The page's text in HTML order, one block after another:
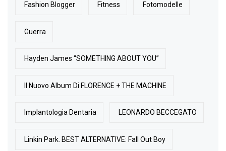
Fashion Blogger Fitness Fotomodelle
Guerra
Hayden James “SOMETHING ABOUT YOU”
Il Nuovo Album Di FLORENCE + THE MACHINE
Implantologia Dentaria LEONARDO BECCEGATO
Linkin Park. BEST ALTERNATIVE: Fall Out Boy